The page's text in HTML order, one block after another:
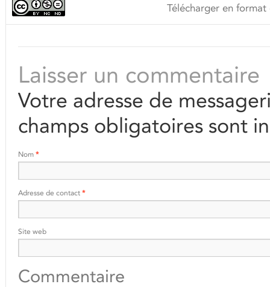
Télécharger en
Laisser un commentaire
Votre adresse de
champs obligatoires sont
Nom *
Adresse de contact *
Site web
Commentaire